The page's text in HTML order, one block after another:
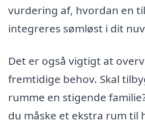
vurdering af, hvordan en
integreres sømløst i dit
Det er også vigtigt at
fremtidige behov. Skal
rumme en stigende
du måske et ekstra rum til